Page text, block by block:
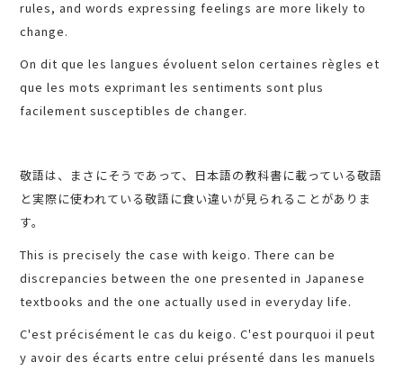
rules, and words expressing feelings are more likely to
change.
On dit que les langues évoluent selon certaines règles et
que les mots exprimant les sentiments sont plus
facilement susceptibles de changer.
敬語は、まさにそうであって、日本語の教科書に載っている敬語
と実際に使われている敬語に食い違いが見られることがありま
す。
This is precisely the case with keigo. There can be
discrepancies between the one presented in Japanese
textbooks and the one actually used in everyday life.
C'est précisément le cas du keigo. C'est pourquoi il peut
y avoir des écarts entre celui présenté dans les manuels